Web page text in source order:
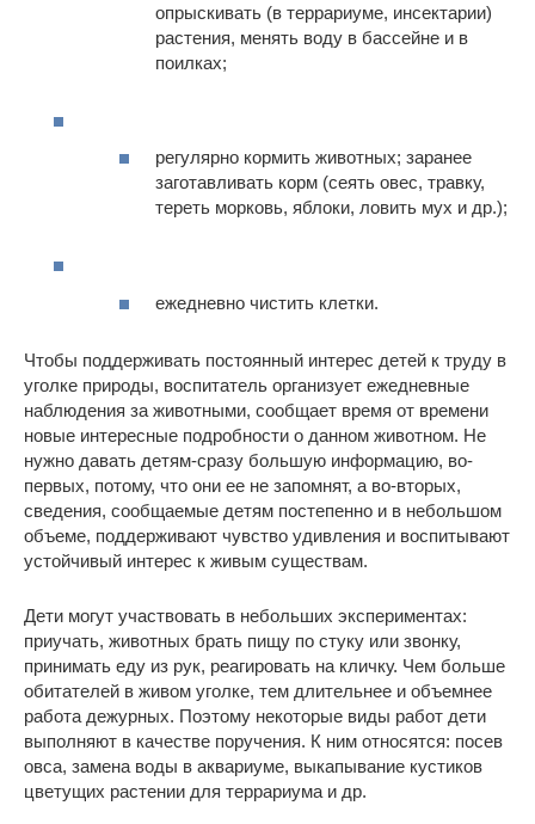
опрыскивать (в террариуме, инсектарии)
растения, менять воду в бассейне и в
поилках;
регулярно кормить животных; заранее
заготавливать корм (сеять овес, травку,
тереть морковь, яблоки, ловить мух и др.);
ежедневно чистить клетки.
Чтобы поддерживать постоянный интерес детей к труду в
уголке природы, воспитатель организует ежедневные
наблюдения за животными, сообщает время от времени
новые интересные подробности о данном животном. Не
нужно давать детям-сразу большую информацию, во-
первых, потому, что они ее не запомнят, а во-вторых,
сведения, сообщаемые детям постепенно и в небольшом
объеме, поддерживают чувство удивления и воспитывают
устойчивый интерес к живым существам.
Дети могут участвовать в небольших экспериментах:
приучать, животных брать пищу по стуку или звонку,
принимать еду из рук, реагировать на кличку. Чем больше
обитателей в живом уголке, тем длительнее и объемнее
работа дежурных. Поэтому некоторые виды работ дети
выполняют в качестве поручения. К ним относятся: посев
овса, замена воды в аквариуме, выкапывание кустиков
цветущих растении для террариума и др.